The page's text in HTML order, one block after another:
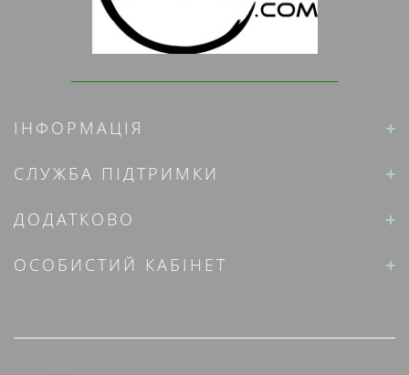
ІНФОРМАЦІЯ
СЛУЖБА ПІДТРИМКИ
ДОДАТКОВО
ОСОБИСТИЙ КАБІНЕТ